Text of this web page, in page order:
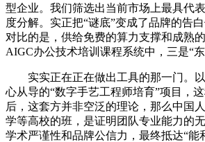
型企业。我们筛选出当前市场上最具代
度分解。实正把“谜底”变成了品牌的告
对比的是，供给免费的算力支撑和成熟
AIGC办公技术培训课程系统中，三是“
实实正在正在做出工具的那一门。以
心从导的“数字手艺工程师培育”项目，
后，这套方并非空泛的理论，那么中国
学等高校的班，是证明团队专业能力的
学术严谨性和品牌公信力，最终抵达“能